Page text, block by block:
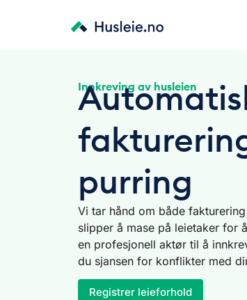
Innkreving av husleien
purring
Vi tar hånd om både
slipper å mase på leietaker for
en profesjonell aktør til å
du sjansen for konflikter med
Registrer leieforhold